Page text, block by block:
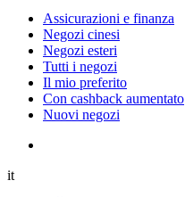
Assicurazioni e finanza
Negozi cinesi
Negozi esteri
Tutti i negozi
Il mio preferito
Con cashback aumentato
Nuovi negozi
it